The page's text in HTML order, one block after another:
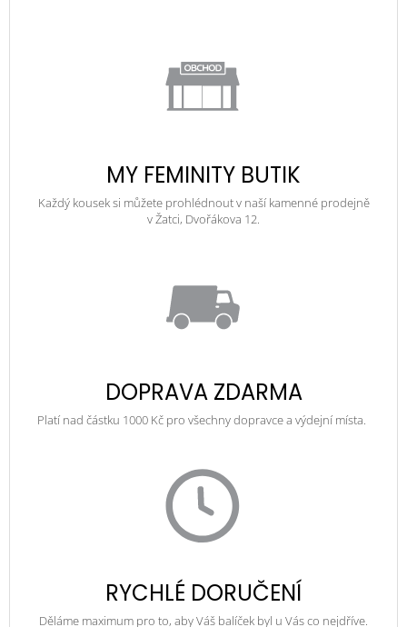
MY FEMINITY BUTIK
Každý kousek si můžete prohlédnout v naší kamenné prodejně
v Žatci, Dvořákova 12.
DOPRAVA ZDARMA
Platí nad částku 1000 Kč pro všechny dopravce a výdejní místa.
RYCHLÉ DORUČENÍ
Děláme maximum pro to, aby Váš balíček byl u Vás co nejdříve.